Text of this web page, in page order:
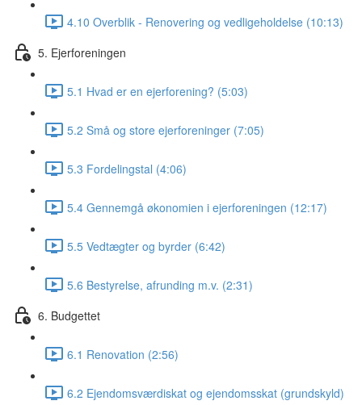
4.10 Overblik - Renovering og vedligeholdelse (10:13)
5. Ejerforeningen
5.1 Hvad er en ejerforening? (5:03)
5.2 Små og store ejerforeninger (7:05)
5.3 Fordelingstal (4:06)
5.4 Gennemgå økonomien i ejerforeningen (12:17)
5.5 Vedtægter og byrder (6:42)
5.6 Bestyrelse, afrunding m.v. (2:31)
6. Budgettet
6.1 Renovation (2:56)
6.2 Ejendomsværdiskat og ejendomsskat (grundskyld)